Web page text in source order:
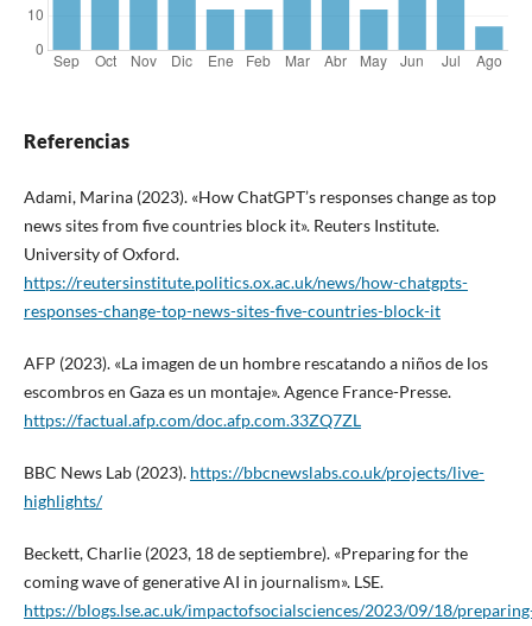
Referencias
Adami, Marina (2023). «How ChatGPT’s responses change as top
news sites from five countries block it». Reuters Institute.
University of Oxford.
https://reutersinstitute.politics.ox.ac.uk/news/how-chatgpts-
responses-change-top-news-sites-five-countries-block-it
AFP (2023). «La imagen de un hombre rescatando a niños de los
escombros en Gaza es un montaje». Agence France-Presse.
https://factual.afp.com/doc.afp.com.33ZQ7ZL
BBC News Lab (2023). https://bbcnewslabs.co.uk/projects/live-
highlights/
Beckett, Charlie (2023, 18 de septiembre). «Preparing for the
coming wave of generative AI in journalism». LSE.
https://blogs.lse.ac.uk/impactofsocialsciences/2023/09/18/